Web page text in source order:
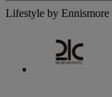
Lifestyle by Ennismore